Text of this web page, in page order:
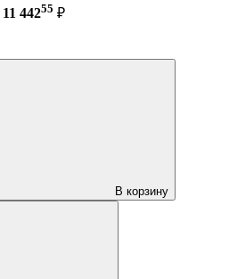
11 44255 ₽
В корзину